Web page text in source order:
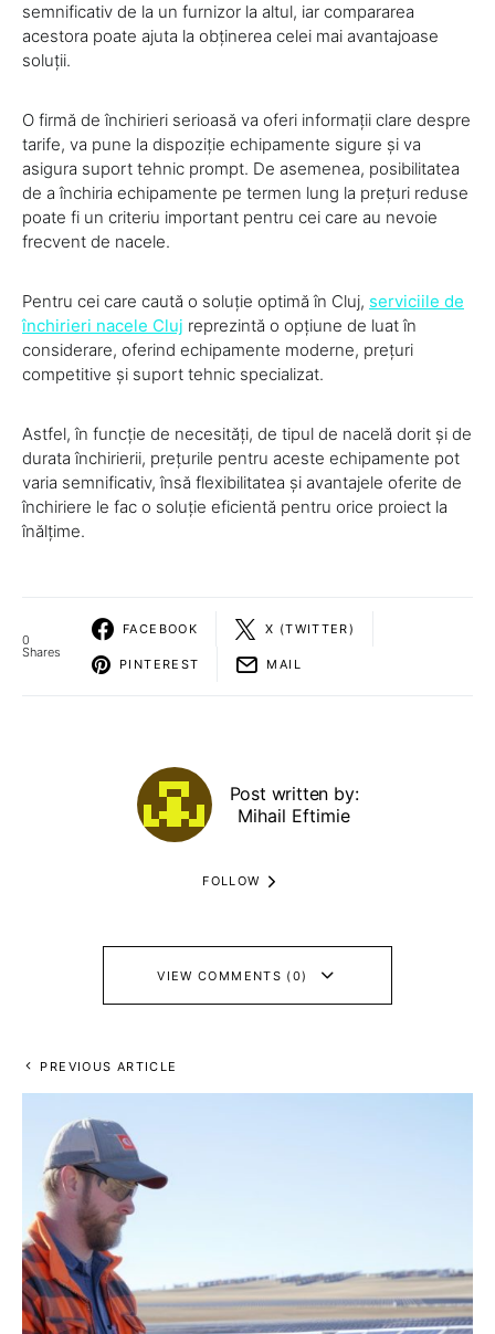
semnificativ de la un furnizor la altul, iar compararea
acestora poate ajuta la obținerea celei mai avantajoase
soluții.
O firmă de închirieri serioasă va oferi informații clare despre
tarife, va pune la dispoziție echipamente sigure și va
asigura suport tehnic prompt. De asemenea, posibilitatea
de a închiria echipamente pe termen lung la prețuri reduse
poate fi un criteriu important pentru cei care au nevoie
frecvent de nacele.
Pentru cei care caută o soluție optimă în Cluj, serviciile de
închirieri nacele Cluj reprezintă o opțiune de luat în
considerare, oferind echipamente moderne, prețuri
competitive și suport tehnic specializat.
Astfel, în funcție de necesități, de tipul de nacelă dorit și de
durata închirierii, prețurile pentru aceste echipamente pot
varia semnificativ, însă flexibilitatea și avantajele oferite de
închiriere le fac o soluție eficientă pentru orice proiect la
înălțime.
0
Shares
FACEBOOK X (TWITTER)
PINTEREST MAIL
Post written by:
Mihail Eftimie
FOLLOW
VIEW COMMENTS (0)
PREVIOUS ARTICLE